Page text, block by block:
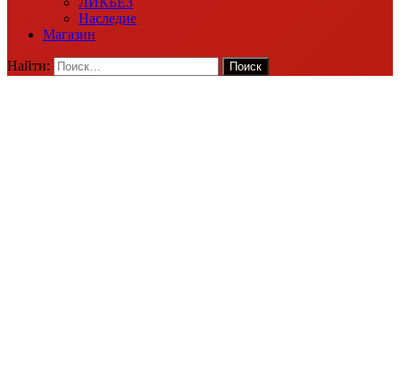
Наследие
Магазин
Найти: